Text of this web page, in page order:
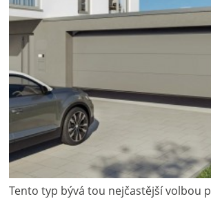
Tento typ bývá tou nejčastější volbou